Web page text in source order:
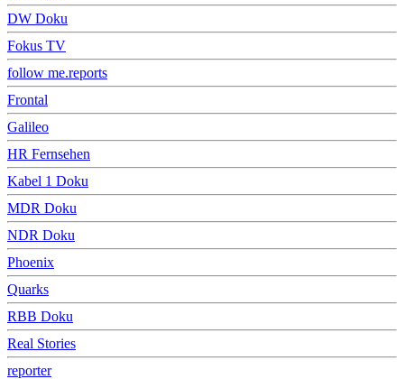
DW Doku
Fokus TV
follow me.reports
Frontal
Galileo
HR Fernsehen
Kabel 1 Doku
MDR Doku
NDR Doku
Phoenix
Quarks
RBB Doku
Real Stories
reporter